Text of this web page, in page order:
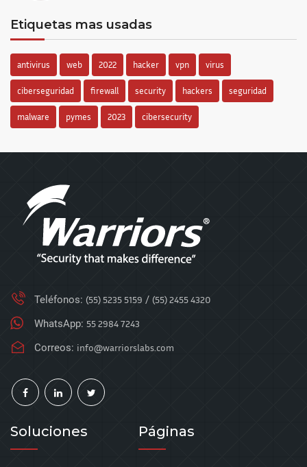
Etiquetas mas usadas
antivirus web 2022 hacker vpn virus
ciberseguridad firewall security hackers seguridad
malware pymes 2023 cibersecurity
Teléfonos: (55) 5235 5159 / (55) 2455 4320
WhatsApp: 55 2984 7243
Correos: info@warriorslabs.com
Soluciones Páginas